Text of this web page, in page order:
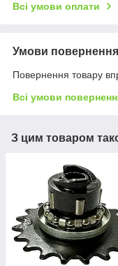
Всі умови оплати
Умови повернення
Повернення товару
Всі умови
З цим товаром